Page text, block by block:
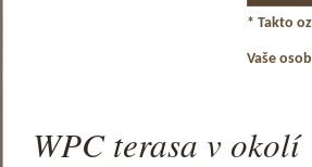
* Takto
Vaše
WPC terasa v okolí